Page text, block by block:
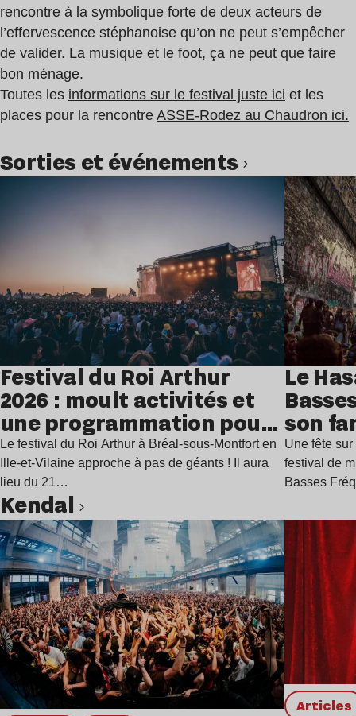
rencontre à la symbolique forte de deux acteurs de
l’effervescence stéphanoise qu’on ne peut s’empêcher
de valider. La musique et le foot, ça ne peut que faire
bon ménage.
Toutes les informations sur le festival juste ici et les
places pour la rencontre ASSE-Rodez au Chaudron ici.
Sorties et événements
Festival du Roi Arthur
2026 : moult activités et
une programmation pour
festoyer
Le festival du Roi Arthur à Bréal-sous-Montfort en
Ille-et-Vilaine approche à pas de géants ! Il aura
lieu du 21…
Le
son
juillet
Une fête
festival de
Basses
Kendal
Articles
Lire l’article